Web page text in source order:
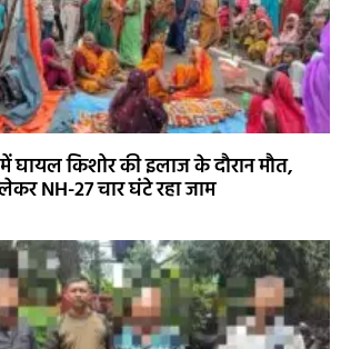
किशोर की इलाज के दौरान मौत,
NH-27 चार घंटे रहा जाम